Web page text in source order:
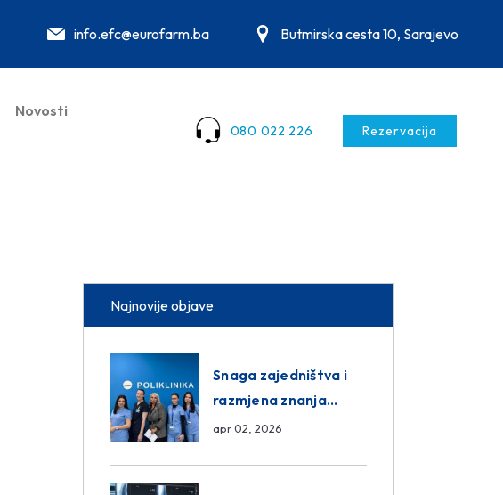
info.efc@eurofarm.ba Butmirska cesta 10, Sarajevo
Novosti
080 022 226 Rezervacija
Najnovije objave
Snaga zajedništva i
razmjena znanja
unutar ASA Medical
apr 02, 2026